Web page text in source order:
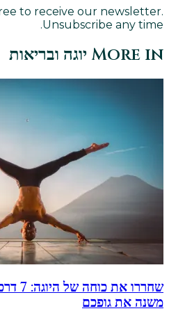
to receive our newsletter.
Unsubscribe any time.
More in יוגה ובריאות
משנה את גופכם